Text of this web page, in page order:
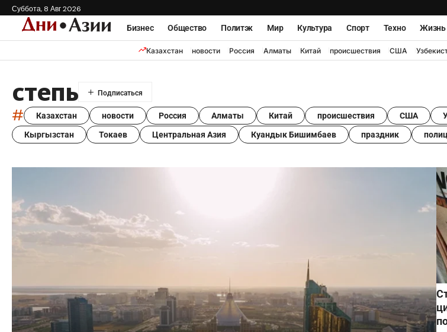
Суббота, 8 Авг 2026
Бизнес
Общество Политэк Мир Культура Спорт Техно Жизнь
Казахстан новости Россия Алматы Китай происшествия США
степь
# Казахстан новости Россия Алматы Китай происшествия США
Кыргызстан Токаев Центральная Азия Куандык Бишимбаев праздник